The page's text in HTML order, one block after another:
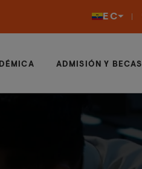
EC
ADMISIÓN Y BECAS